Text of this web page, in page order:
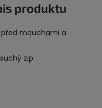
produktu
mouchami a
zip.